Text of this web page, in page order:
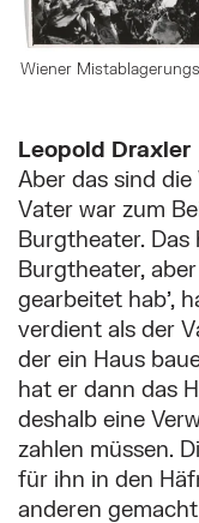
Wiener
Leopold Draxler
Aber das sind
Vater war zum
Burgtheater.
Burgtheater,
gearbeitet hab’,
verdient als der
der ein Haus
hat er dann das
deshalb eine
zahlen müssen.
für ihn in den
anderen